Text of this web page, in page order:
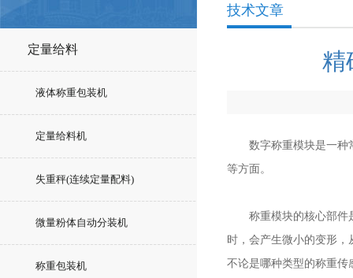
定量给料
液体称重包装机
定量给料机
失重秤(连续定量配料)
微量粉体自动分装机
称重包装机
技术文章
精
数字称重模块是一种常
等方面。
称重模块的核心部件是
时，会产生微小的变形
不论是哪种类型的称重传